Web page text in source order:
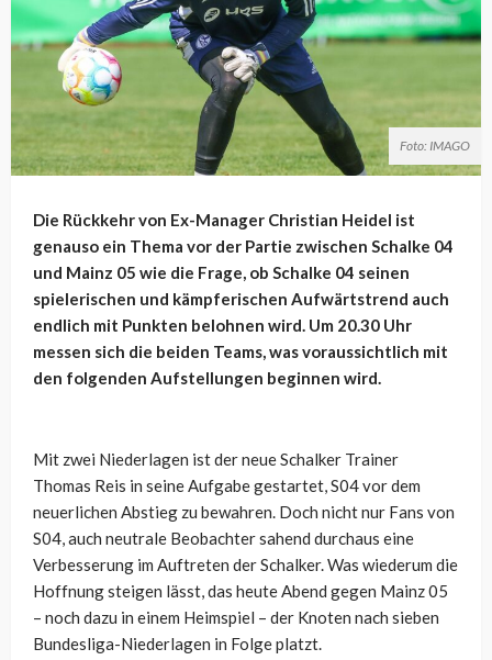
Foto: IMAGO
Die Rückkehr von Ex-Manager Christian Heidel ist
genauso ein Thema vor der Partie zwischen Schalke 04
und Mainz 05 wie die Frage, ob Schalke 04 seinen
spielerischen und kämpferischen Aufwärtstrend auch
endlich mit Punkten belohnen wird. Um 20.30 Uhr
messen sich die beiden Teams, was voraussichtlich mit
den folgenden Aufstellungen beginnen wird.
Mit zwei Niederlagen ist der neue Schalker Trainer
Thomas Reis in seine Aufgabe gestartet, S04 vor dem
neuerlichen Abstieg zu bewahren. Doch nicht nur Fans von
S04, auch neutrale Beobachter sahend durchaus eine
Verbesserung im Auftreten der Schalker. Was wiederum die
Hoffnung steigen lässt, das heute Abend gegen Mainz 05
– noch dazu in einem Heimspiel – der Knoten nach sieben
Bundesliga-Niederlagen in Folge platzt.